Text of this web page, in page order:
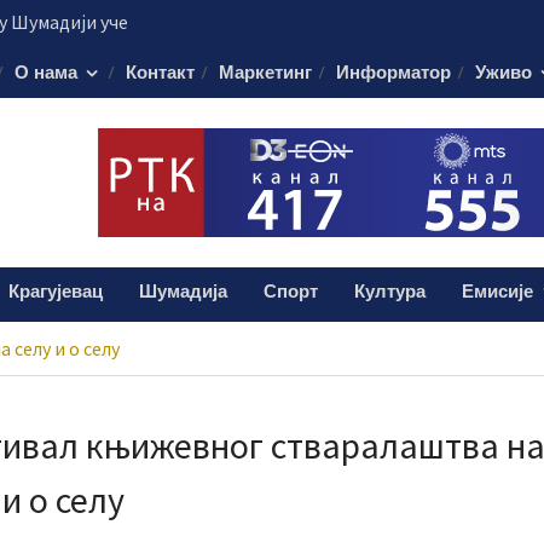
уче
путује на
доктору Кости
О нама Контакт Маркетинг Информатор Уживо
Крагујевац Шумадија Спорт Култура Емисије
и о селу
књижевног стваралаштва на
о селу